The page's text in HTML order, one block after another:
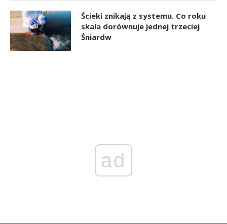
Ścieki znikają z systemu. Co roku
skala dorównuje jednej trzeciej
Śniardw
ad